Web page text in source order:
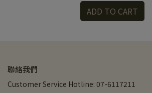
ADD TO CART
聯絡我們
Customer Service Hotline: 07-6117211